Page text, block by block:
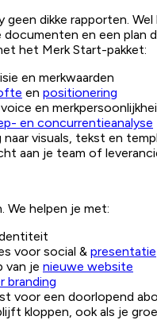
geen dikke rapporten.
en een plan
het Merk Start-pakket:
en merkwaarden
en positionering
en
en concurrentieanalyse
naar visuals, tekst en
aan je team of
We helpen je met:
voor social & presentatie
van je nieuwe website
branding
voor een doorlopend
kloppen, ook als je